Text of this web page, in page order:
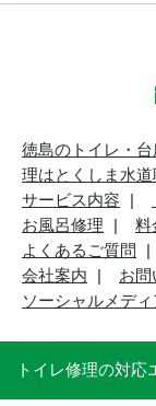
徳島のトイレ・
理はとくしま水道
サービス内容
お風呂修理
料
よくあるご質問
会社案内
お問
ソーシャルメデ
トイレ修理の対応